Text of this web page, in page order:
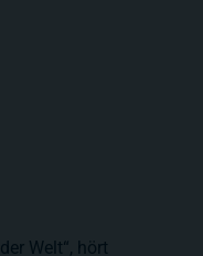
Welt“, hört